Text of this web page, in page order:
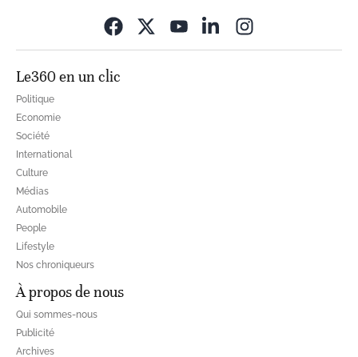
Le360 en un clic
Politique
Economie
Société
International
Culture
Médias
Automobile
People
Lifestyle
Nos chroniqueurs
À propos de nous
Qui sommes-nous
Publicité
Archives